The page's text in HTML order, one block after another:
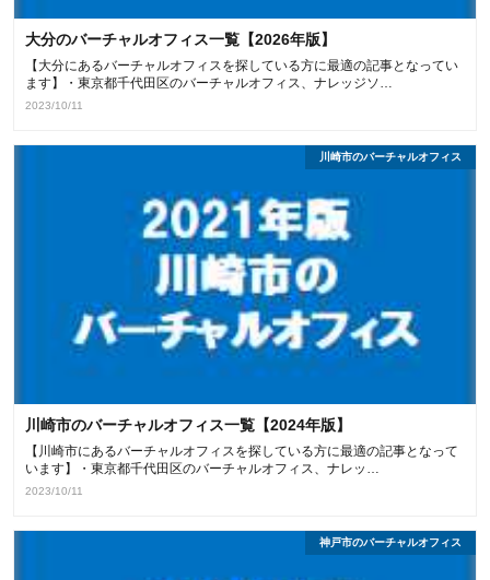
大分のバーチャルオフィス一覧【2026年版】
【大分にあるバーチャルオフィスを探している方に最適の記事となってい
ます】・東京都千代田区のバーチャルオフィス、ナレッジソ…
2023/10/11
川崎市のバーチャルオフィス一覧【2024年版】
【川崎市にあるバーチャルオフィスを探している方に最適の記事となって
います】・東京都千代田区のバーチャルオフィス、ナレッ…
2023/10/11
川崎市のバーチャルオフィス
神戸市のバーチャルオフィス